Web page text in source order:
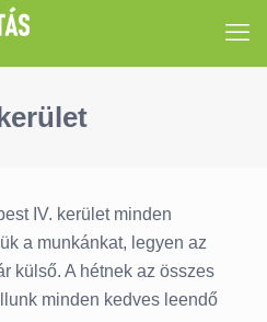
IV. kerület minden
a munkánkat, legyen az
külső. A hétnek az összes
minden kedves leendő